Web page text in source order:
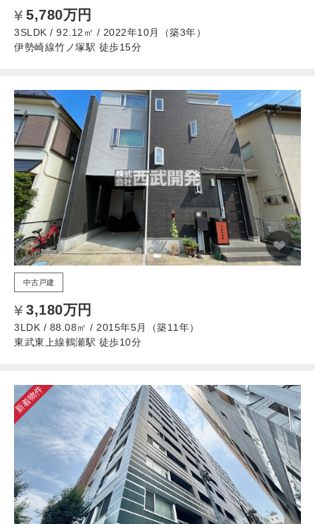
5,780万円
3SLDK / 92.12㎡ / 2022年10月（築3年）
伊勢崎線竹ノ塚駅 徒歩15分
中古戸建
3,180万円
3LDK / 88.08㎡ / 2015年5月（築11年）
東武東上線鶴瀬駅 徒歩10分
新着物件